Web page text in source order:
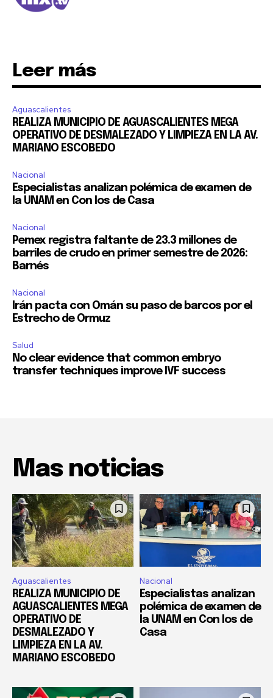
Leer más
Aguascalientes
REALIZA MUNICIPIO DE AGUASCALIENTES MEGA
OPERATIVO DE DESMALEZADO Y LIMPIEZA EN LA AV.
MARIANO ESCOBEDO
Nacional
Especialistas analizan polémica de examen de
la UNAM en Con los de Casa
Nacional
Pemex registra faltante de 23.3 millones de
barriles de crudo en primer semestre de 2026:
Barnés
Nacional
Irán pacta con Omán su paso de barcos por el
Estrecho de Ormuz
Salud
No clear evidence that common embryo
transfer techniques improve IVF success
Mas noticias
Aguascalientes
REALIZA MUNICIPIO DE
AGUASCALIENTES MEGA
OPERATIVO DE
DESMALEZADO Y
LIMPIEZA EN LA AV.
MARIANO ESCOBEDO
Nacional
Especialistas analizan
polémica de examen de
la UNAM en Con los de
Casa